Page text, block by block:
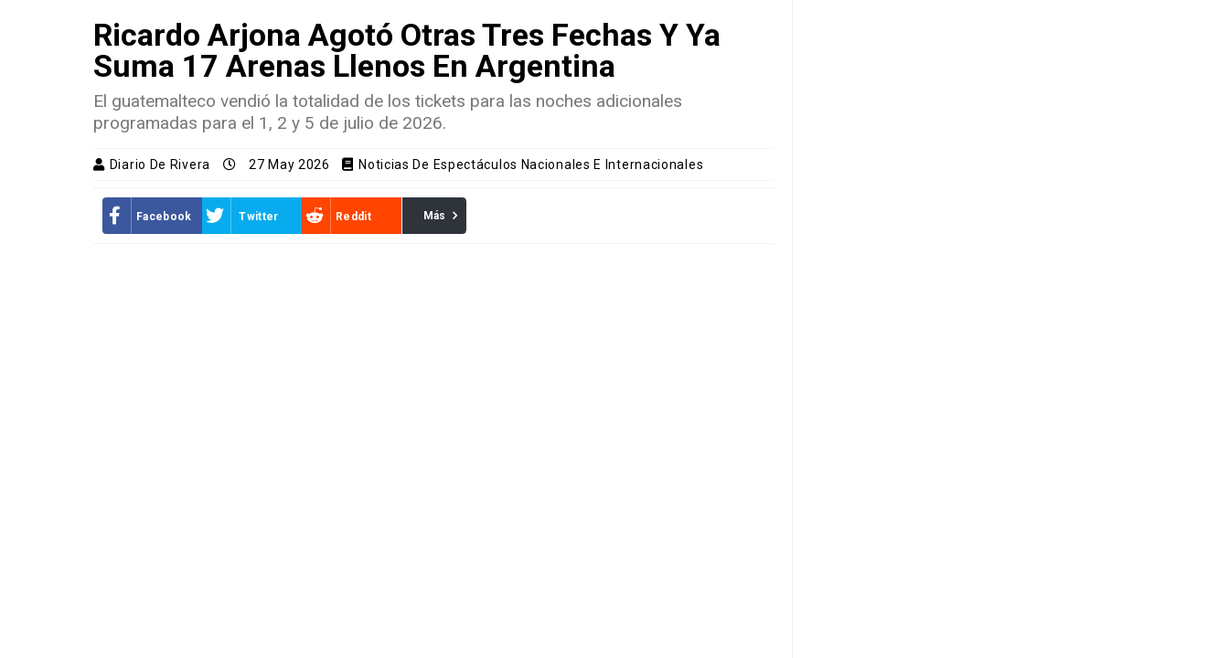
Ricardo Arjona Agotó Otras Tres Fechas Y Ya
Suma 17 Arenas Llenos En Argentina
El guatemalteco vendió la totalidad de los tickets para las noches adicionales
programadas para el 1, 2 y 5 de julio de 2026.
Diario De Rivera 27 May 2026 Noticias De Espectáculos Nacionales E Internacionales
Facebook Twitter Reddit Más